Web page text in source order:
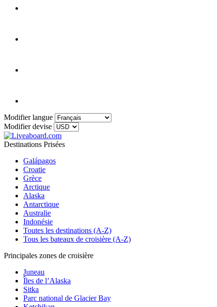
Modifier langue
Modifier devise
Destinations Prisées
Galápagos
Croatie
Grèce
Arctique
Alaska
Antarctique
Australie
Indonésie
Toutes les destinations (A-Z)
Tous les bateaux de croisière (A-Z)
Principales zones de croisière
Juneau
Îles de l’Alaska
Sitka
Parc national de Glacier Bay